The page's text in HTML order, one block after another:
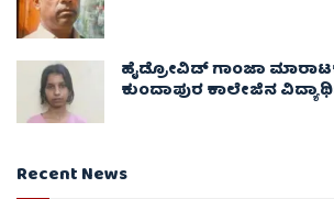
ಹೈಡ್ರೋವಿಡ್ ಗಾಂಜಾ
ಕುಂದಾಪುರ ಕಾಲೇಜಿನ
Recent News